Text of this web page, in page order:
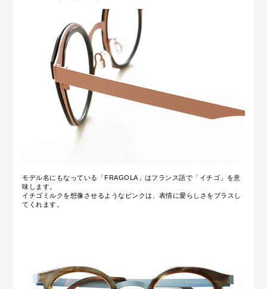
モデル名にもなっている「FRAGOLA」はフランス語で「イチゴ」を意
味します。
イチゴミルクを想像させるようなピンクは、表情に愛らしさをプラスし
てくれます。